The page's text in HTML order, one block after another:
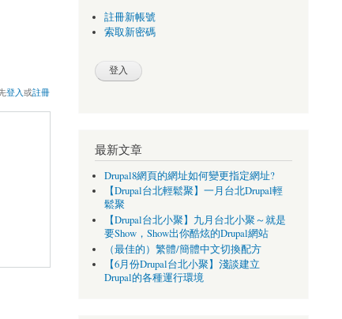
登入或註冊
註冊新帳號
索取新密碼
最新文章
Drupal8網頁的網址如何變更指定網址?
【Drupal台北輕鬆聚】一月台北Drupal輕
鬆聚
【Drupal台北小聚】九月台北小聚～就是
要Show，Show出你酷炫的Drupal網站
（最佳的）繁體/簡體中文切換配方
【6月份Drupal台北小聚】淺談建立
Drupal的各種運行環境